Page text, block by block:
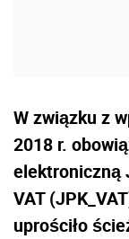
W związku z
2018 r.
elektroniczną
VAT
uprościło